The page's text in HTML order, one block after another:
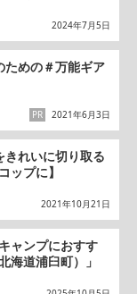
2024年7月5日
ための＃万能ギア
2021年6月3日
PR
きれいに切り取る
ップに】
2021年10月21日
ャンプにおすす
海道浦臼町）」